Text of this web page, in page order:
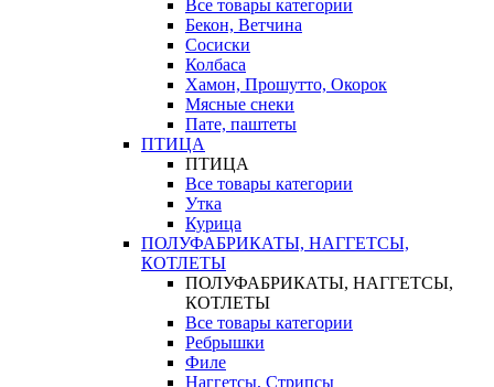
Все товары категории
Бекон, Ветчина
Сосиски
Колбаса
Хамон, Прошутто, Окорок
Мясные снеки
Пате, паштеты
ПТИЦА
ПТИЦА
Все товары категории
Утка
Курица
ПОЛУФАБРИКАТЫ, НАГГЕТСЫ,
КОТЛЕТЫ
ПОЛУФАБРИКАТЫ, НАГГЕТСЫ,
КОТЛЕТЫ
Все товары категории
Ребрышки
Филе
Наггетсы, Стрипсы